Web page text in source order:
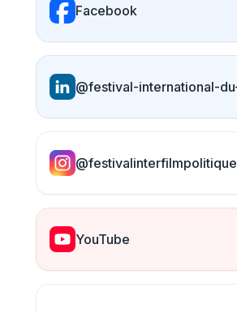
Facebook
@festivalinterfilmpolitique
YouTube